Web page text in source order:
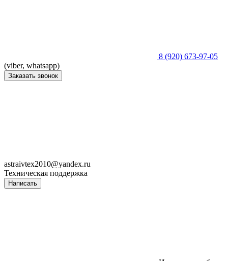
8 (920) 673-97-05
(viber, whatsapp)
Заказать звонок
astraivtex2010@yandex.ru
Техническая поддержка
Написать